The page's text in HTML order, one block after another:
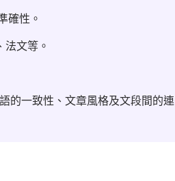
確性。
文等。
的一致性、文章風格及文段間的連